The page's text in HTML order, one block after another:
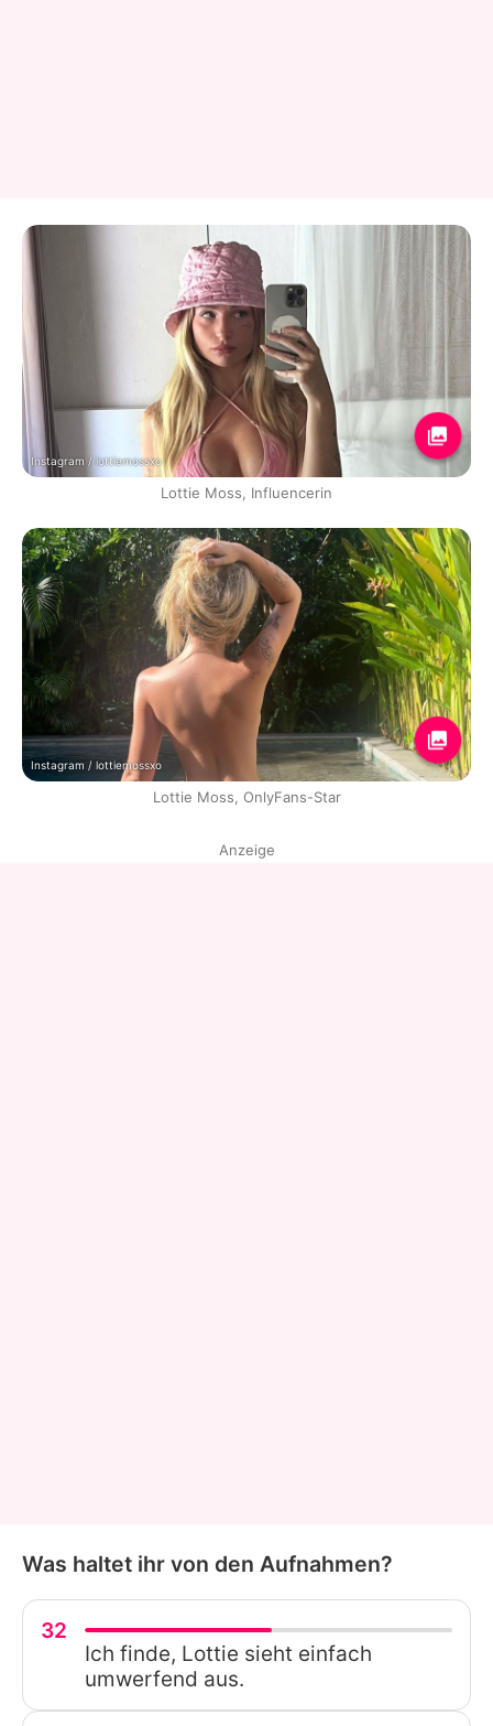
Instagram / lottiemossxo
Lottie Moss, Influencerin
Instagram / lottiemossxo
Lottie Moss, OnlyFans-Star
Anzeige
Was haltet ihr von den Aufnahmen?
32
Ich finde, Lottie sieht einfach
umwerfend aus.